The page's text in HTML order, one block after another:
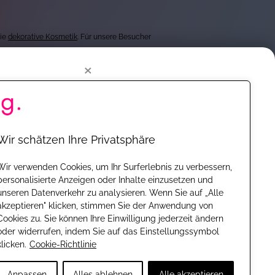
schätzen Ihre Privatsphäre
verwenden Cookies, um Ihr Surferlebnis zu verbessern,
Anzeigen oder Inhalte einzusetzen und
Datenverkehr zu analysieren. Wenn Sie auf „Alle
klicken, stimmen Sie der Anwendung von
zu. Sie können Ihre Einwilligung jederzeit ändern
widerrufen, indem Sie auf das Einstellungssymbol
Cookie-Richtlinie
dekorative Kosmetik . Für unsere Besucher
Produkten von mehr als 1.000 Marken, bieten
für dich Einschätzungen zu Wirkstoffen, öffentlich
Produkte und Formeln vorstellen zu können.
Partner gar nicht möglich. Dabei ist eines ganz
und überall unentgeltlich. Finanziert werden wir durch
wir an das vorgestellte Produkt gekommen sind - ob
"Wichtige Hinweise", in dem wir klar darstellen, ob wir
an Produkten. Deshalb schauen wir uns
×
komplett ohne
So kannst Du z.B.